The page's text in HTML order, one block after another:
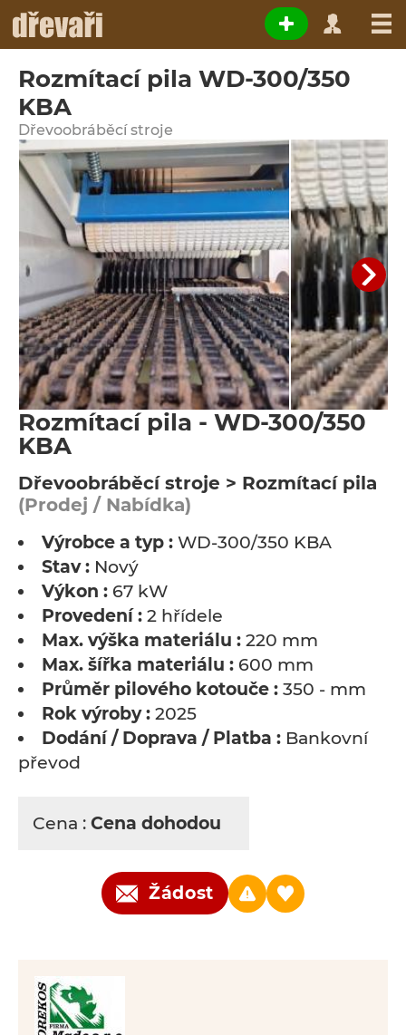
Rozmítací pila WD-300/350
KBA
Dřevoobráběcí stroje
Rozmítací pila - WD-300/350
KBA
Dřevoobráběcí stroje > Rozmítací pila
(Prodej / Nabídka)
Výrobce a typ : WD-300/350 KBA
Stav : Nový
Výkon : 67 kW
Provedení : 2 hřídele
Max. výška materiálu : 220 mm
Max. šířka materiálu : 600 mm
Průměr pilového kotouče : 350 - mm
Rok výroby : 2025
Dodání / Doprava / Platba : Bankovní
převod
Cena : Cena dohodou
Žádost